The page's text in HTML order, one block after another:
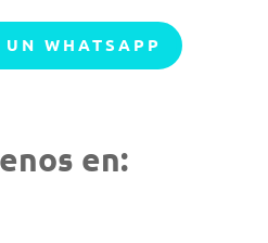
WHATSAPP
en: